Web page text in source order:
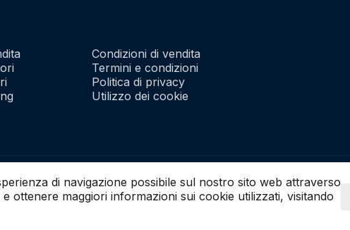
Condizioni di vendita
Termini e condizioni
Politica di privacy
Utilizzo dei cookie
di navigazione possibile sul nostro sito web attraverso
ottenere maggiori informazioni sui cookie utilizzati, visitando